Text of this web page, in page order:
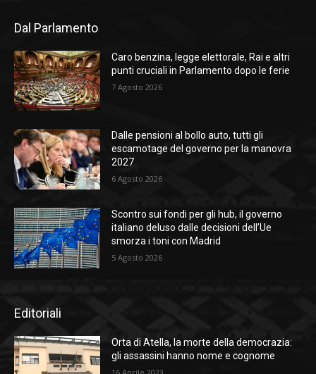
Dal Parlamento
Caro benzina, legge elettorale, Rai e altri
punti cruciali in Parlamento dopo le ferie
7 Agosto 2026
Dalle pensioni al bollo auto, tutti gli
escamotage del governo per la manovra
2027
6 Agosto 2026
Scontro sui fondi per gli hub, il governo
italiano deluso dalle decisioni dell’Ue
smorza i toni con Madrid
5 Agosto 2026
Editoriali
Orta di Atella, la morte della democrazia:
gli assassini hanno nome e cognome